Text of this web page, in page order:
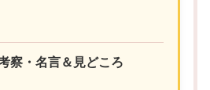
察・名言＆見どころ